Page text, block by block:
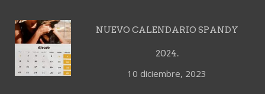
NUEVO CALENDARIO SPANDY
2024.
10 diciembre, 2023